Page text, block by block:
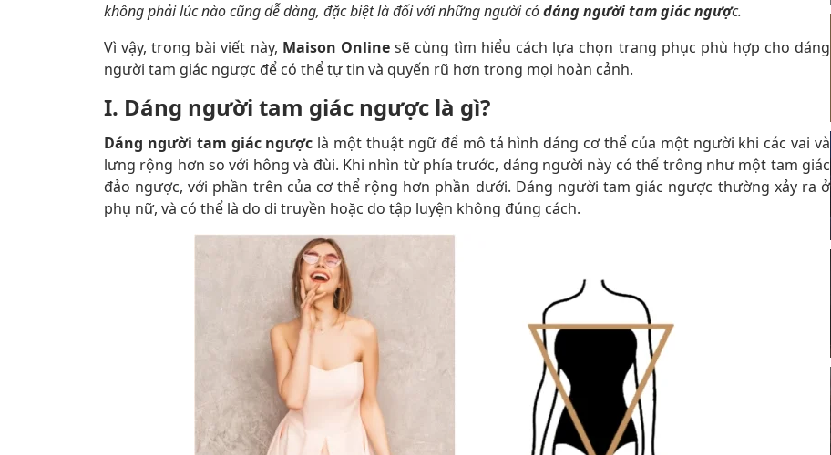
không phải lúc nào cũng dễ dàng, đặc biệt là đối với những người códáng người tam giác ngược.
Vì vậy, trong bài viết này, Maison Onlinesẽ cùng tìm hiểu cách lựa chọn trang phục phù hợp cho dáng
người tam giác ngược để có thể tự tin và quyến rũ hơn trong mọi hoàn cảnh.
I. Dáng người tam giác ngược là gì?
Dáng người tam giác ngược là một thuật ngữ để mô tả hình dáng cơ thể của một người khi các vai và
lưng rộng hơn so với hông và đùi. Khi nhìn từ phía trước, dáng người này có thể trông như một tam giác
đảo ngược, với phần trên của cơ thể rộng hơn phần dưới. Dáng người tam giác ngược thường xảy ra ở
phụ nữ, và có thể là do di truyền hoặc do tập luyện không đúng cách.